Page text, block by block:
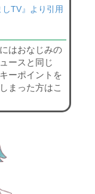
しTV』より引用
はおなじみの
ースと同じ
ーポイントを
まった方はこ